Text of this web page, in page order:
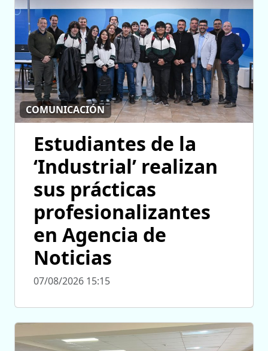
COMUNICACIÓN
Estudiantes de la
‘Industrial’ realizan
sus prácticas
profesionalizantes
en Agencia de
Noticias
07/08/2026 15:15